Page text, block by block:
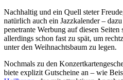
Nachhaltig und ein Quell steter
natürlich auch ein Jazzkalender –
penetrante Werbung auf diesen
allerdings schon fast zu spät, um
unter den Weihnachtsbaum zu legen.
Nochmals zu den
biete explizit Gutscheine an – wie